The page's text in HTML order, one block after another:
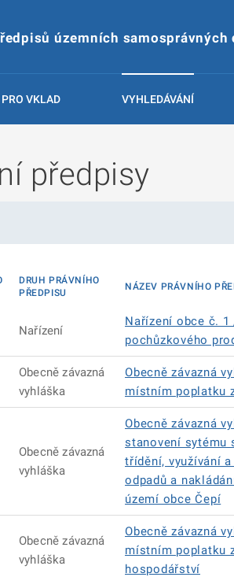
územních
VKLAD VYHLEDÁVÁNÍ
předpisy
DRUH PRÁVNÍHO
PŘEDPISU
NÁZEV PRÁVNÍHO
Nařízení
Nařízení obce č. 1
pochůzkového
Obecně závazná
vyhláška
Obecně závazná
místním poplatku
Obecně závazná
vyhláška
Obecně závazná
stanovení sytému
třídění, využívání
odpadů a
území obce Čepí
Obecně závazná
vyhláška
Obecně závazná
místním poplatku
hospodářství